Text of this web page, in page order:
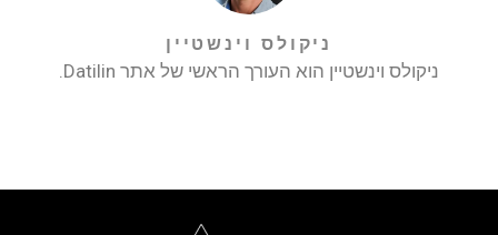
ניקולס וינשטיין
ניקולס וינשטיין הוא העורך הראשי של אתר Datilin.